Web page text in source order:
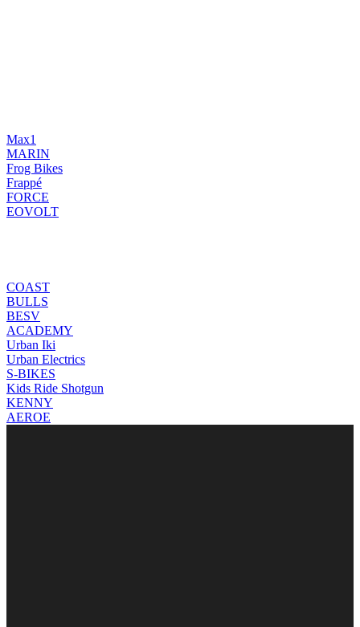
Max1
MARIN
Frog Bikes
Frappé
FORCE
EOVOLT
COAST
BULLS
BESV
ACADEMY
Urban Iki
Urban Electrics
S-BIKES
Kids Ride Shotgun
KENNY
AEROE